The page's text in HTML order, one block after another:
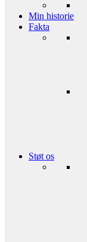
Min historie
Fakta
Støt os